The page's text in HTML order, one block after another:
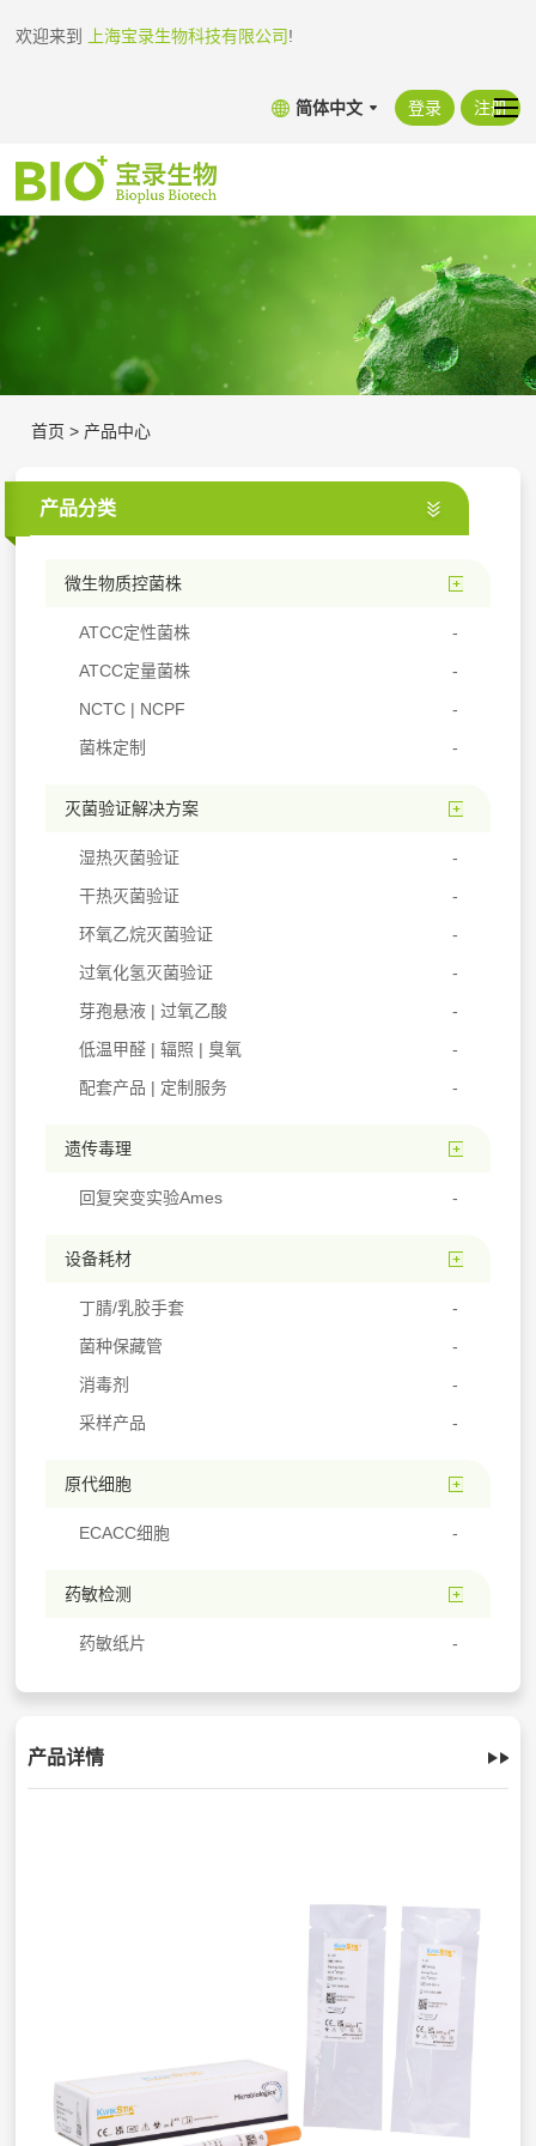
欢迎来到 上海宝录生物科技有限公司!
简体中文 登录 注册
首页 > 产品中心
产品分类
微生物质控菌株
ATCC定性菌株
ATCC定量菌株
NCTC | NCPF
菌株定制
灭菌验证解决方案
湿热灭菌验证
干热灭菌验证
环氧乙烷灭菌验证
过氧化氢灭菌验证
芽孢悬液 | 过氧乙酸
低温甲醛 | 辐照 | 臭氧
配套产品 | 定制服务
遗传毒理
回复突变实验Ames
设备耗材
丁腈/乳胶手套
菌种保藏管
消毒剂
采样产品
原代细胞
ECACC细胞
药敏检测
药敏纸片
产品详情